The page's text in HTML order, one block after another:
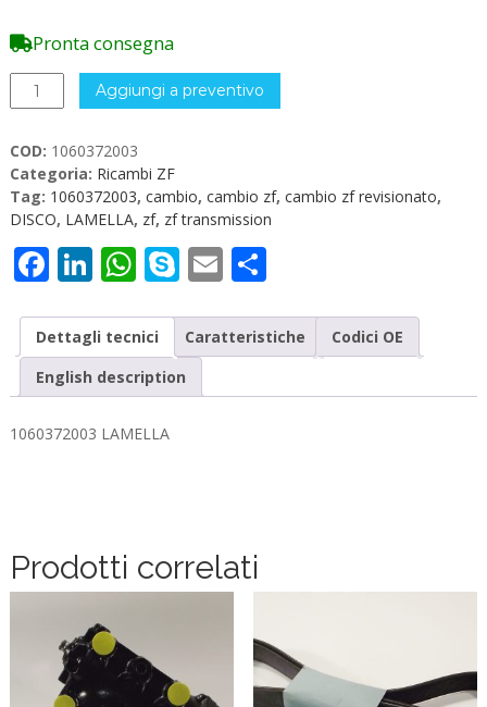
Pronta consegna
1060372003
LAMELLA
Aggiungi a preventivo
COD: 1060372003
Categoria: Ricambi ZF
Tag: 1060372003, cambio, cambio zf, cambio zf revisionato,
DISCO, LAMELLA, zf, zf transmission
Facebook
LinkedIn
WhatsApp
Skype
EmailCondividi
Dettagli tecnici Caratteristiche
Codici OE
English description
1060372003 LAMELLA
Prodotti correlati